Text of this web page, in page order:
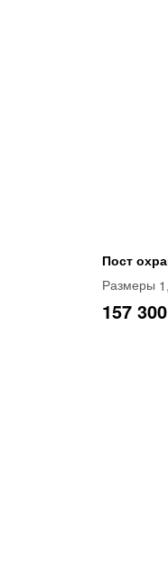
Пост
Размеры
157